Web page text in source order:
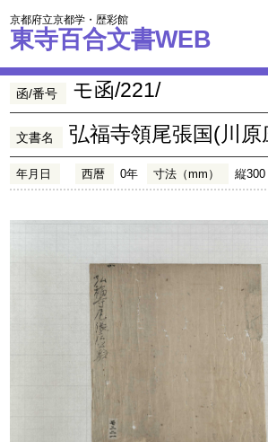
京都府立京都学・歴彩館
東寺百合文書WEB
函/番号 モ函/221/
文書名 弘福寺領尾張国(川
年月日 西暦 0年 寸法（mm） 縦